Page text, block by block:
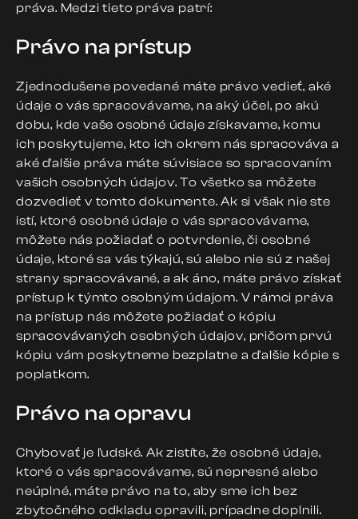
práva. Medzi tieto práva patrí:
Právo na prístup
Zjednodušene povedané máte právo vedieť, aké
údaje o vás spracovávame, na aký účel, po akú
dobu, kde vaše osobné údaje získavame, komu
ich poskytujeme, kto ich okrem nás spracováva a
aké ďalšie práva máte súvisiace so spracovaním
vašich osobných údajov. To všetko sa môžete
dozvedieť v tomto dokumente. Ak si však nie ste
istí, ktoré osobné údaje o vás spracovávame,
môžete nás požiadať o potvrdenie, či osobné
údaje, ktoré sa vás týkajú, sú alebo nie sú z našej
strany spracovávané, a ak áno, máte právo získať
prístup k týmto osobným údajom. V rámci práva
na prístup nás môžete požiadať o kópiu
spracovávaných osobných údajov, pričom prvú
kópiu vám poskytneme bezplatne a ďalšie kópie s
poplatkom.
Právo na opravu
Chybovať je ľudské. Ak zistíte, že osobné údaje,
ktoré o vás spracovávame, sú nepresné alebo
neúplné, máte právo na to, aby sme ich bez
zbytočného odkladu opravili, prípadne doplnili.